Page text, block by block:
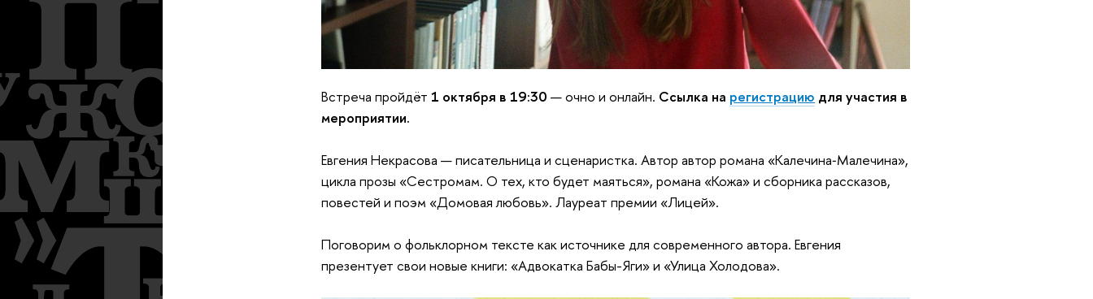
Встреча пройдёт1 октября в 19:30 — очно и онлайн. Ссылка на регистрацию для участия в
мероприятии.
Евгения Некрасова — писательница и сценаристка. Автор автор романа «Калечина‑Малечина»,
цикла прозы «Сестромам. О тех, кто будет маяться», романа «Кожа» и сборника рассказов,
повестей и поэм «Домовая любовь». Лауреат премии «Лицей».
Поговорим о фольклорном тексте как источнике для современного автора. Евгения
презентует свои новые книги: «Адвокатка Бабы-Яги» и «Улица Холодова».